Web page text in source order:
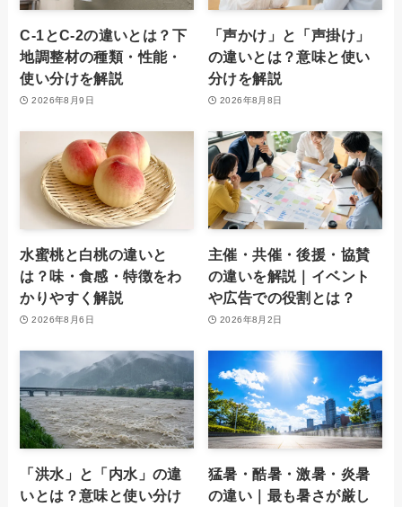
C-1とC-2の違いとは？下
地調整材の種類・性能・
使い分けを解説
2026年8月9日
「声かけ」と「声掛け」
の違いとは？意味と使い
分けを解説
2026年8月8日
水蜜桃と白桃の違いと
は？味・食感・特徴をわ
かりやすく解説
2026年8月6日
主催・共催・後援・協賛
の違いを解説｜イベント
や広告での役割とは？
2026年8月2日
「洪水」と「内水」の違
いとは？意味と使い分け
猛暑・酷暑・激暑・炎暑
の違い｜最も暑さが厳し